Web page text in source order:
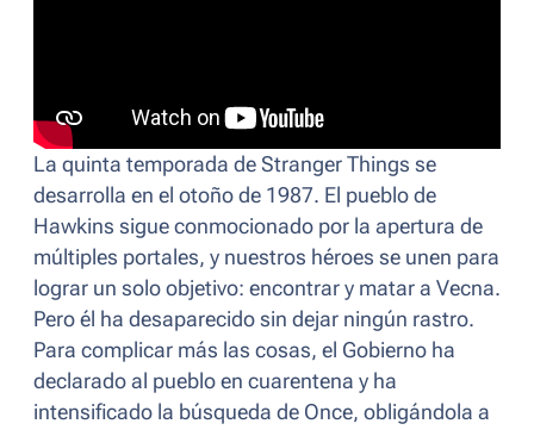
La quinta temporada de Stranger Things se
desarrolla en el otoño de 1987. El pueblo de
Hawkins sigue conmocionado por la apertura de
múltiples portales, y nuestros héroes se unen para
lograr un solo objetivo: encontrar y matar a Vecna.
Pero él ha desaparecido sin dejar ningún rastro.
Para complicar más las cosas, el Gobierno ha
declarado al pueblo en cuarentena y ha
intensificado la búsqueda de Once, obligándola a